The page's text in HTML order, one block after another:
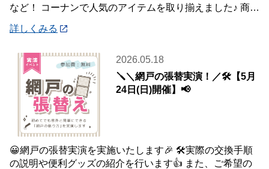
など！ コーナンで人気のアイテムを取り揃えました♪ 商品
詳しくみる
2026.05.18
🪛＼網戸の張替実演！／🛠️【5月
24日(日)開催】📢
😀網戸の張替実演を実施いたします🎉 🛠️実際の交換手順
の説明や便利グッズの紹介を行います👍 また、ご希望の